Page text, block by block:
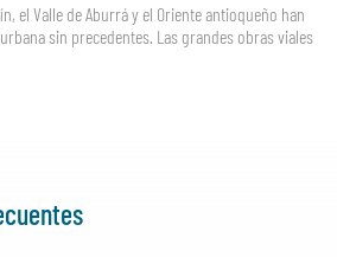
el Valle de Aburrá y el Oriente antioqueño han
sin precedentes. Las grandes obras viales